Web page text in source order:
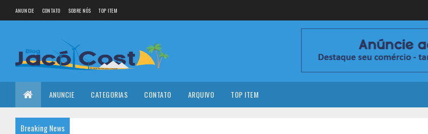
ANUNCIE CONTATO SOBRE NÓS TOP ITEM
ANUNCIE CATEGORIAS CONTATO ARQUIVO TOP ITEM
Breaking News